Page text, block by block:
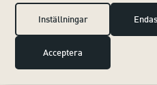
Inställningar
Acceptera
Om kakor (cookies)
LinkedIn Hantera